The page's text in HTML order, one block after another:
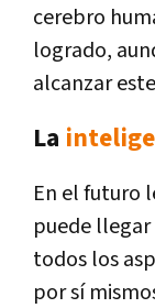
cerebro
logrado,
alcanzar
La
En el futuro
puede llegar
todos los
por sí